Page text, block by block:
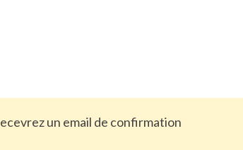
un email de confirmation